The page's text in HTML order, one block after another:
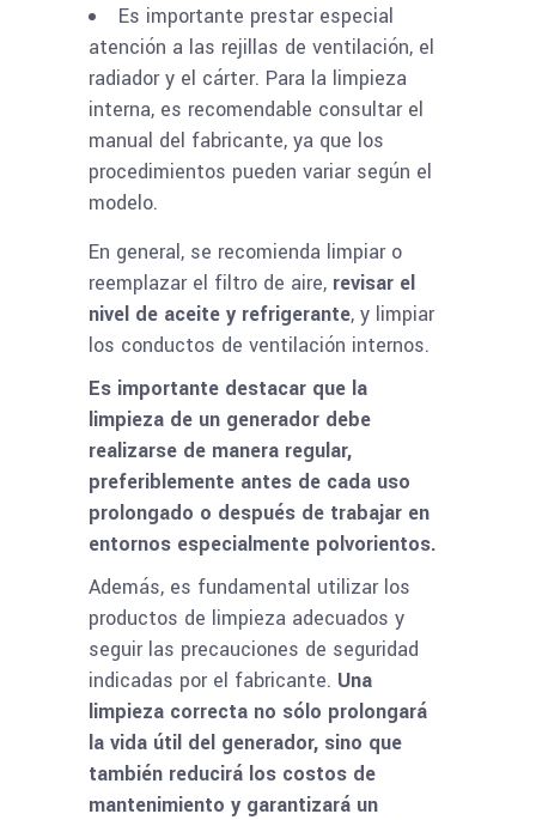
Es importante prestar especial
atención a las rejillas de ventilación, el
radiador y el cárter. Para la limpieza
interna, es recomendable consultar el
manual del fabricante, ya que los
procedimientos pueden variar según el
modelo.
En general, se recomienda limpiar o
reemplazar el filtro de aire, revisar el
nivel de aceite y refrigerante, y limpiar
los conductos de ventilación internos.
Es importante destacar que la
limpieza de un generador debe
realizarse de manera regular,
preferiblemente antes de cada uso
prolongado o después de trabajar en
entornos especialmente polvorientos.
Además, es fundamental utilizar los
productos de limpieza adecuados y
seguir las precauciones de seguridad
indicadas por el fabricante. Una
limpieza correcta no sólo prolongará
la vida útil del generador, sino que
también reducirá los costos de
mantenimiento y garantizará un